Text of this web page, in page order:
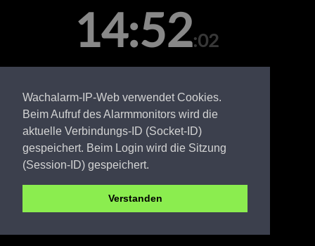
Wachalarm-IP-Web verwendet Cookies.
Beim Aufruf des Alarmmonitors wird die
aktuelle Verbindungs-ID (Socket-ID)
gespeichert. Beim Login wird die Sitzung
(Session-ID) gespeichert.
Verstanden
14:52:02
SPN FW Drieschnitz